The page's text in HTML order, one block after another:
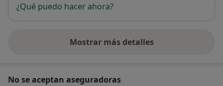
¿Qué puedo hacer ahora?
Mostrar más detalles
sobre la dirección
No se aceptan aseguradoras